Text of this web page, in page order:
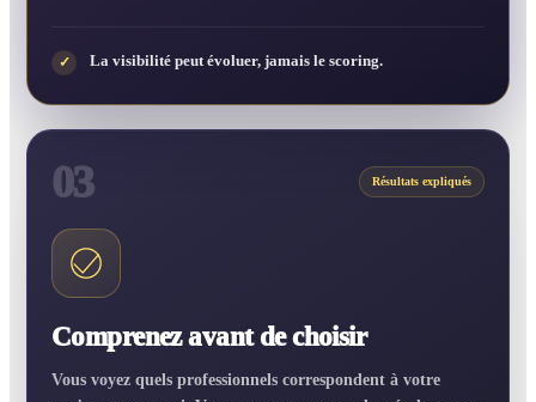
✓ La visibilité peut évoluer, jamais le scoring.
03 Résultats expliqués
Comprenez avant de choisir
Vous voyez quels professionnels correspondent à votre